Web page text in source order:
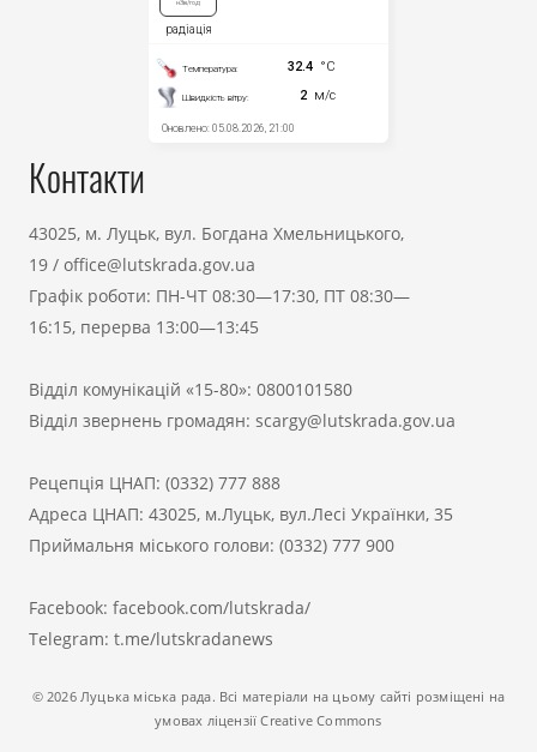
Контакти
43025, м. Луцьк, вул. Богдана Хмельницького,
19 / office@lutskrada.gov.ua
Графік роботи: ПН-ЧТ 08:30—17:30, ПТ 08:30—
16:15, перерва 13:00—13:45
Відділ комунікацій «15-80»: 0800101580
Відділ звернень громадян: scargy@lutskrada.gov.ua
Рецепція ЦНАП: (0332) 777 888
Адреса ЦНАП: 43025, м.Луцьк, вул.Лесі Українки, 35
Приймальня міського голови: (0332) 777 900
Facebook: facebook.com/lutskrada/
Telegram: t.me/lutskradanews
© 2026 Луцька міська рада. Всі матеріали на цьому сайті розміщені на
умовах ліцензії Creative Commons